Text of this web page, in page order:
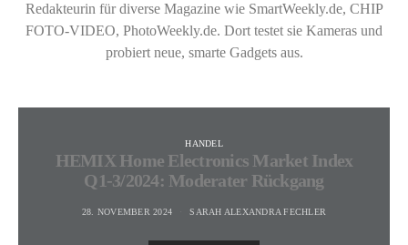
Redakteurin für diverse Magazine wie SmartWeekly.de, CHIP
FOTO-VIDEO, PhotoWeekly.de. Dort testet sie Kameras und
probiert neue, smarte Gadgets aus.
HANDEL
HEMIX Home Electronics Market Index
Q1-3/2024: Moderater Rückgang
28. NOVEMBER 2024 SARAH ALEXANDRA FECHLER